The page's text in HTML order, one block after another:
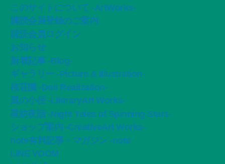
このサイトについて -ArtWorks-
購読会員登録のご案内
購読会員ログイン
お知らせ
新着記事 -Blog-
ギャラリー -Picture & Illustration-
桜荘園 -Doll Realization-
風の小径 -LiteraryArt Works-
星紡夜話 -Night Tales of Spinning Stars-
ショップ案内 -CreativeArt Works-
note有料記事・マガジン -note
LINE VOOM